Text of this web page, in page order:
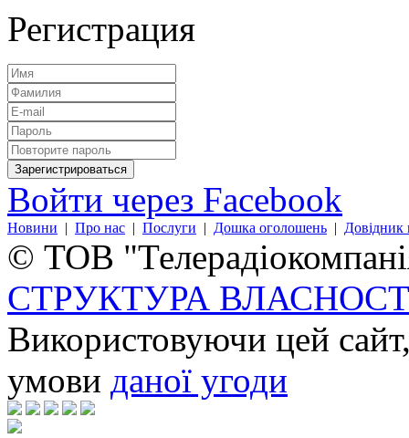
Регистрация
Войти через Facebook
Новини | Про нас | Послуги | Дошка оголошень | Довідник
© ТОВ
СТРУКТУРА
Використовуючи цей
умови даної угоди